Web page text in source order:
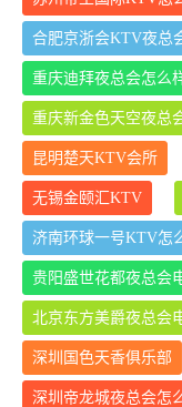
合肥京浙会KTV夜总
重庆迪拜夜总会怎么
重庆新金色天空夜总
昆明楚天KTV会所
无锡金颐汇KTV
济南环球一号KTV怎
贵阳盛世花都夜总会
北京东方美爵夜总会
深圳国色天香俱乐部
深圳帝龙城夜总会怎